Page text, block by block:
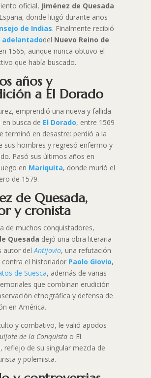
oficial, Jiménez de Quesada
donde litigó durante años
de Indias. Finalmente recibió
adelantadodel Nuevo Reino de
1565, aunque nunca obtuvo el
que había buscado.
años y
a El Dorado
emprendió una nueva y fallida
en busca de El Dorado, entre 1569
terminó en desastre: perdió a la
sus hombres y regresó enfermo y
Pasó sus últimos años en
en Mariquita, donde murió el
de 1579.
de Quesada,
y cronista
de muchos conquistadores,
Quesada dejó una obra literaria
autor delAntijovio, una refutación
contra el historiador Paolo Giovio,
de Suesca, además de varias
que combinan erudición
etnográfica y defensa de
en América.
y combativo, le valió apodos
de la Conquistao El
reflejo de su singular mezcla de
y polemista.